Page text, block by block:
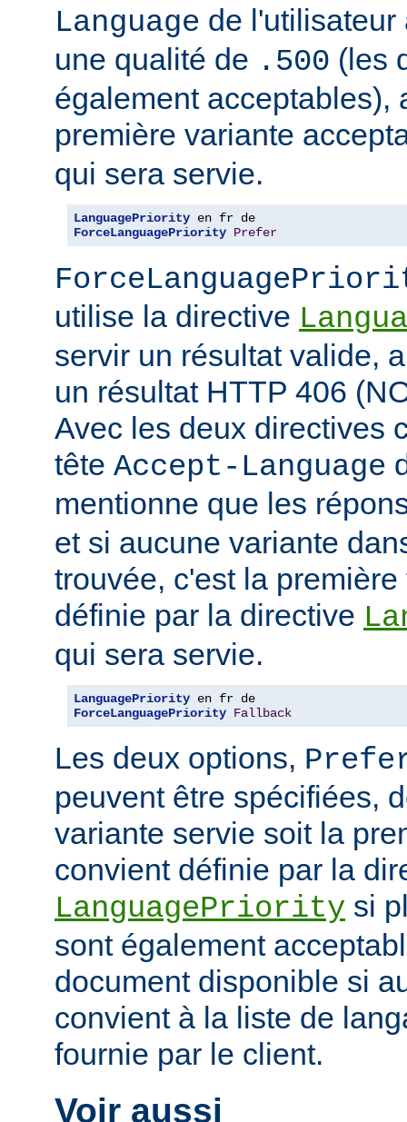
Language de
une qualité de .500 (les
également acceptables),
première variante
qui sera servie.
LanguagePriority
ForceLanguagePriority Prefer
utilise la directive
servir un résultat valide,
un résultat HTTP 406
Avec les deux directives
tête Accept-Language
mentionne que les
et si aucune variante
trouvée, c'est la
définie par la directive
qui sera servie.
LanguagePriority
ForceLanguagePriority Fallback
Les deux options,
peuvent être spécifiées,
variante servie soit la
convient définie par la
LanguagePriority si
sont également
document disponible si
convient à la liste de
fournie par le client.
Voir aussi